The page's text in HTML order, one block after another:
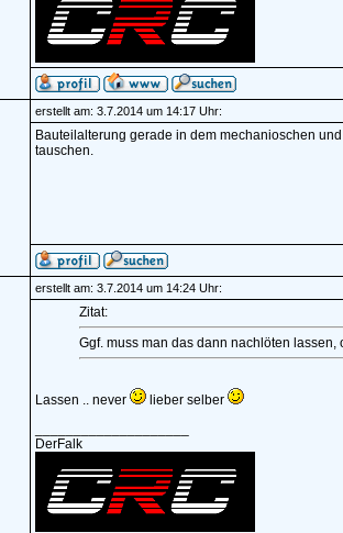
erstellt am: 3.7.2014 um 14:17 Uhr:
Bauteilalterung gerade in dem mechanioschen
tauschen.
erstellt am: 3.7.2014 um 14:24 Uhr:
Zitat:
Ggf. muss man das dann nachlöten lassen,
Lassen .. never
lieber selber
DerFalk